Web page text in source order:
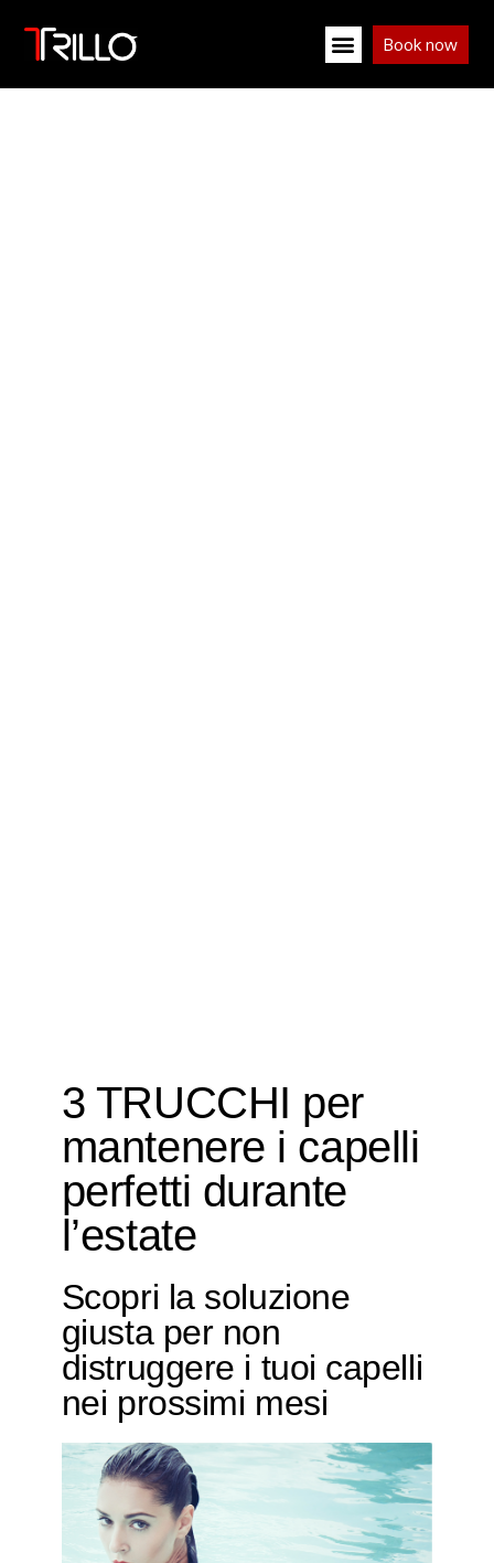
Book now
3 TRUCCHI per
mantenere i capelli
perfetti durante
l’estate
Scopri la soluzione
giusta per non
distruggere i tuoi capelli
nei prossimi mesi